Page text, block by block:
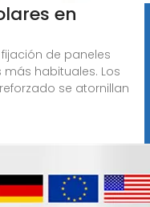
en
de paneles
habituales. Los
se atornillan